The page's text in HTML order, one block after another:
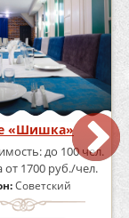
«Шишка»
до 100 чел.
от 1700 руб./чел.
Советский